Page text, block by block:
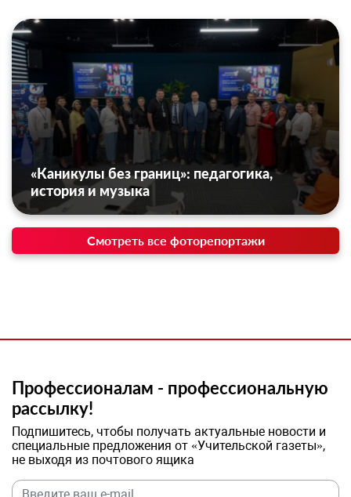
«Каникулы без границ»: педагогика,
история и музыка
Смотреть все фоторепортажи
Профессионалам - профессиональную
рассылку!
Подпишитесь, чтобы получать актуальные новости и
специальные предложения от «Учительской газеты»,
не выходя из почтового ящика